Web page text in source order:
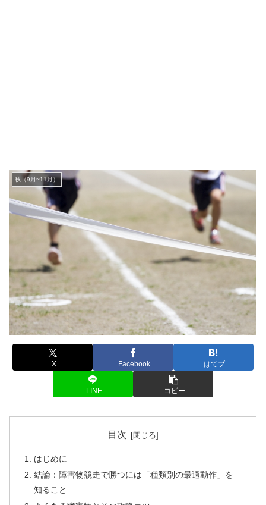
秋（9月~11月）
X Facebook はてブ
LINE コピー
目次
はじめに
結論：障害物競走で勝つには「種類別の最適動作」を
知ること